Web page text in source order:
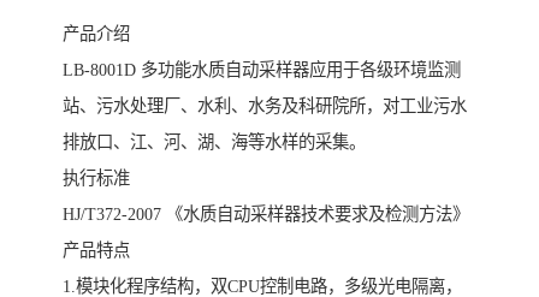
产品介绍
LB-8001D 多功能水质自动采样器应用于各级环境监测
站、污水处理厂、水利、水务及科研院所，对工业污水
排放口、江、河、湖、海等水样的采集。
执行标准
HJ/T372-2007 《水质自动采样器技术要求及检测方法》
产品特点
1.模块化程序结构，双CPU控制电路，多级光电隔离，